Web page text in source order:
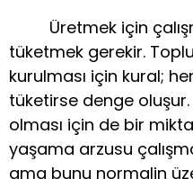
Üretmek için
tüketmek gerekir.
kurulması için kural;
tüketirse denge
olması için de bir
yaşama arzusu
ama bunu normalin